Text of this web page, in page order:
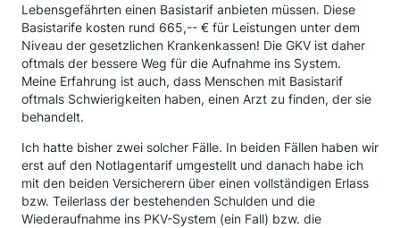
Lebensgefährten einen Basistarif anbieten müssen. Diese
Basistarife kosten rund 665,-- € für Leistungen unter dem
Niveau der gesetzlichen Krankenkassen! Die GKV ist daher
oftmals der bessere Weg für die Aufnahme ins System.
Meine Erfahrung ist auch, dass Menschen mit Basistarif
oftmals Schwierigkeiten haben, einen Arzt zu finden, der sie
behandelt.
Ich hatte bisher zwei solcher Fälle. In beiden Fällen haben wir
erst auf den Notlagentarif umgestellt und danach habe ich
mit den beiden Versicherern über einen vollständigen Erlass
bzw. Teilerlass der bestehenden Schulden und die
Wiederaufnahme ins PKV-System (ein Fall) bzw. die